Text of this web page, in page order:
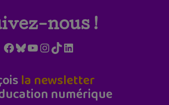
nous !
Facebook
Bluesky
YouTube
Instagram
TikTokLinkedIn
la newsletter
numérique